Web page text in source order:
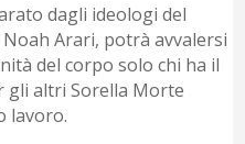
dagli ideologi del
Arari, potrà avvalersi
del corpo solo chi ha il
gli altri Sorella Morte
lavoro.